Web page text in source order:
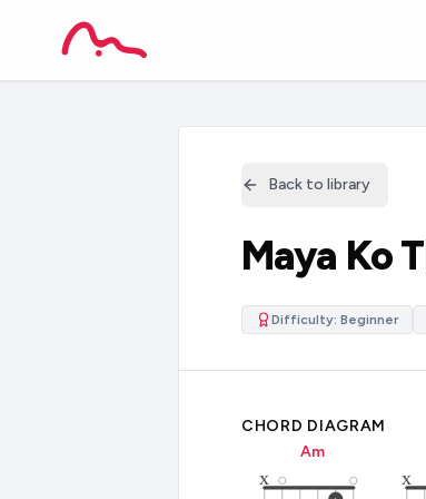
Back to library
Maya Ko
Difficulty: Beginner
CHORD DIAGRAM
Am
x x